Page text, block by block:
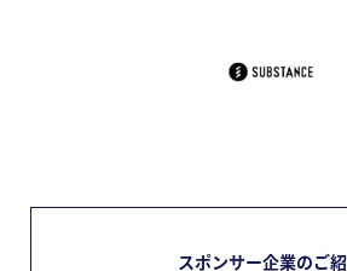
スポンサー企業のご